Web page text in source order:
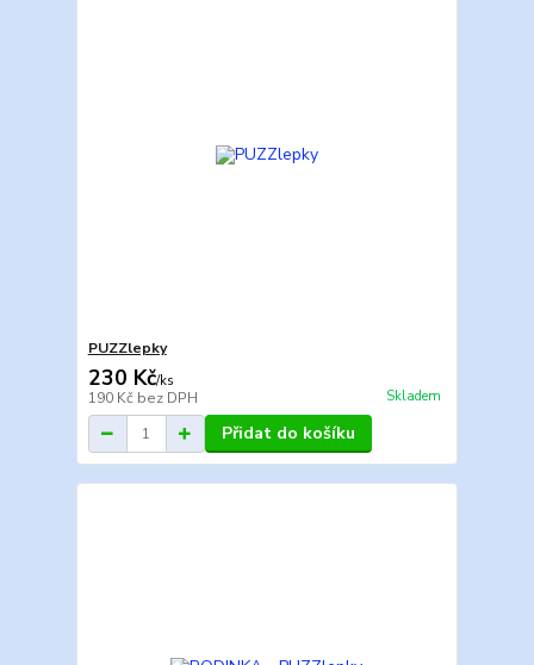
PUZZlepky
230 Kč/ks
190 Kč bez DPH Skladem
Přidat do košíku